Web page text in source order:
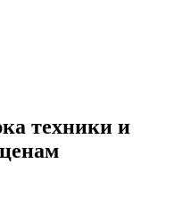
техники и